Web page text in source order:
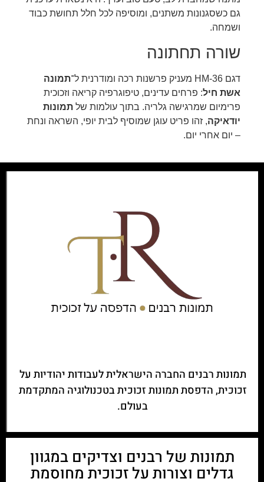
גם כשסגנונות משתנים, ומוסיפה לכל חלל תחושת כבוד
ושמחה.
שורה תחתונה
דגם HM-36 מעניק פרשנות רכה ומודרנית ל־
תמונה
אשת חיל: פרחים עדינים, טיפוגרפיה קריאה וזכוכית
פרימיום שמרגישה גלריה. בתוך עולמות של תמונות
יודאיקה, זהו פריט עוגן שמוסיף לבית יופי, השראה ונחת
– יום אחרי יום.
תמונות רבנים החברה הישראלית לעבודות יהודיות על
זכוכית, הדפסת תמונות זכוכית בטכנולוגיה המתקדמת
בעולם.
תמונות של רבנים וצדיקים במגוון
גדלים וצורות על זכוכית מחוסמת